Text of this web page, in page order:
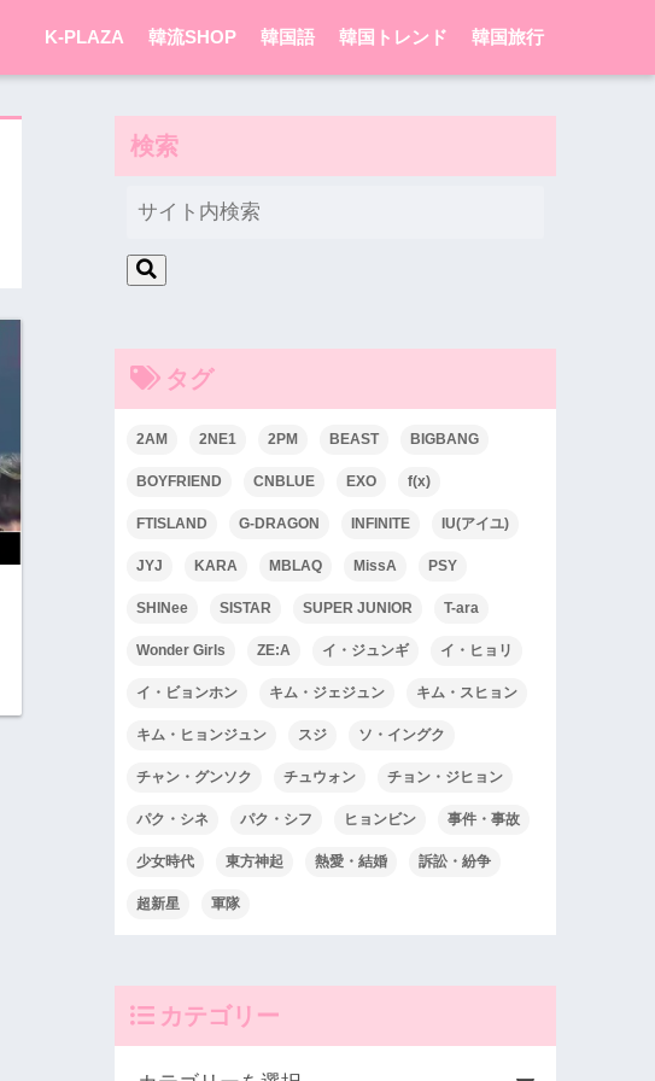
K-PLAZA 韓流SHOP 韓国語 韓国トレンド 韓国旅行
検索
タグ
2AM 2NE1 2PM BEAST BIGBANG
BOYFRIEND CNBLUE EXO f(x)
FTISLAND G-DRAGON INFINITE IU(アイユ)
JYJ KARA MBLAQ MissA PSY
SHINee SISTAR SUPER JUNIOR T-ara
Wonder Girls ZE:A イ・ジュンギ イ・ヒョリ
イ・ビョンホン キム・ジェジュン キム・スヒョン
キム・ヒョンジュン スジ ソ・イングク
チャン・グンソク チュウォン チョン・ジヒョン
パク・シネ パク・シフ ヒョンビン 事件・事故
少女時代 東方神起 熱愛・結婚 訴訟・紛争
超新星 軍隊
カテゴリー